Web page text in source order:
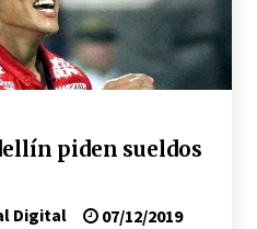
piden sueldos
Digital 07/12/2019